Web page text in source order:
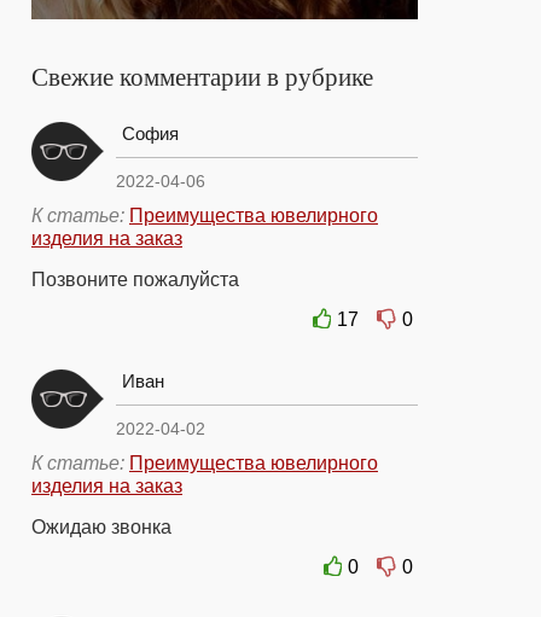
Свежие комментарии в рубрике
София
2022-04-06
К статье: Преимущества ювелирного
изделия на заказ
Позвоните пожалуйста
17
0
Иван
2022-04-02
К статье: Преимущества ювелирного
изделия на заказ
Ожидаю звонка
0
0